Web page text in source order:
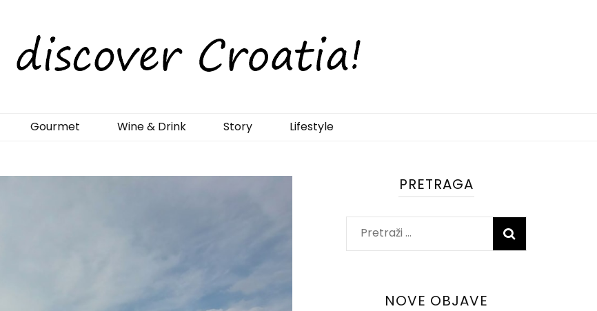
Gourmet Wine & Drink Story Lifestyle
PRETRAGA
Pretraži:
NOVE OBJAVE